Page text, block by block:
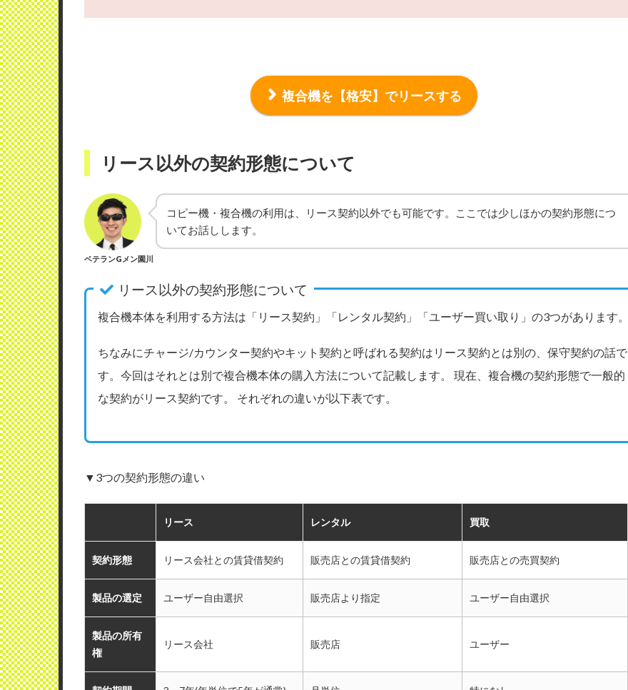
複合機を【格安】でリースする
リース以外の契約形態について
ベテランGメン園川
コピー機・複合機の利用は、リース契約以外でも可能です。ここでは少しほかの契約形態につ
いてお話しします。
リース以外の契約形態について
複合機本体を利用する方法は「リース契約」「レンタル契約」「ユーザー買い取り」の3つがあります。
ちなみにチャージ/カウンター契約やキット契約と呼ばれる契約はリース契約とは別の、保守契約の話で
す。今回はそれとは別で複合機本体の購入方法について記載します。 現在、複合機の契約形態で一般的
な契約がリース契約です。 それぞれの違いが以下表です。
▼3つの契約形態の違い
リース レンタル 買取
契約形態 リース会社との賃貸借契約 販売店との賃貸借契約 販売店との売買契約
製品の選定 ユーザー自由選択 販売店より指定 ユーザー自由選択
製品の所有
権
リース会社 販売店 ユーザー